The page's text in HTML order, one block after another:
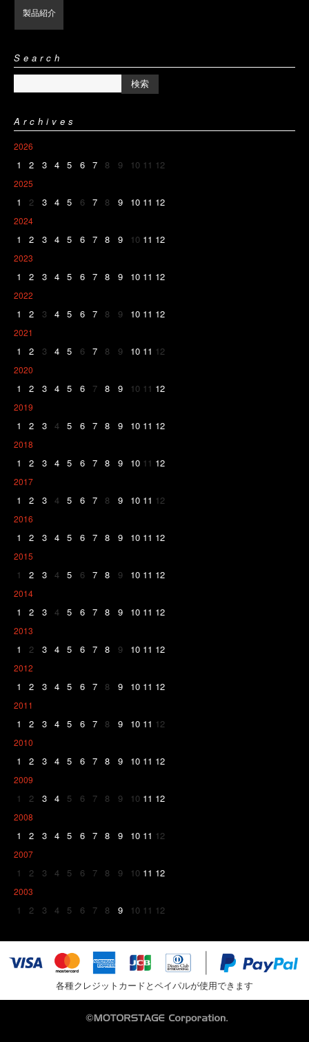
製品紹介
Search
Archives
2026
1 2 3 4 5 6 7 8 9 10 11 12
2025
1 2 3 4 5 6 7 8 9 10 11 12
2024
1 2 3 4 5 6 7 8 9 10 11 12
2023
1 2 3 4 5 6 7 8 9 10 11 12
2022
1 2 3 4 5 6 7 8 9 10 11 12
2021
1 2 3 4 5 6 7 8 9 10 11 12
2020
1 2 3 4 5 6 7 8 9 10 11 12
2019
1 2 3 4 5 6 7 8 9 10 11 12
2018
1 2 3 4 5 6 7 8 9 10 11 12
2017
1 2 3 4 5 6 7 8 9 10 11 12
2016
1 2 3 4 5 6 7 8 9 10 11 12
2015
1 2 3 4 5 6 7 8 9 10 11 12
2014
1 2 3 4 5 6 7 8 9 10 11 12
2013
1 2 3 4 5 6 7 8 9 10 11 12
2012
1 2 3 4 5 6 7 8 9 10 11 12
2011
1 2 3 4 5 6 7 8 9 10 11 12
2010
1 2 3 4 5 6 7 8 9 10 11 12
2009
1 2 3 4 5 6 7 8 9 10 11 12
2008
1 2 3 4 5 6 7 8 9 10 11 12
2007
1 2 3 4 5 6 7 8 9 10 11 12
2003
1 2 3 4 5 6 7 8 9 10 11 12
各種クレジットカードとペイパルが使用できます